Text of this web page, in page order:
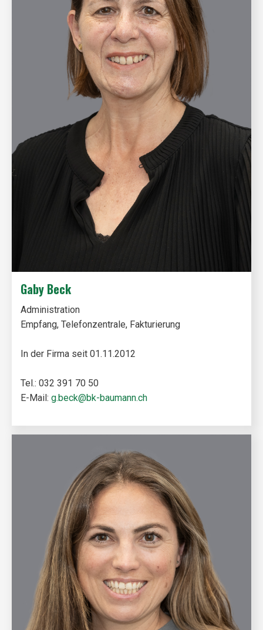
Gaby Beck
Administration
Empfang, Telefonzentrale, Fakturierung
In der Firma seit 01.11.2012
Tel.: 032 391 70 50
E-Mail: g.beck@bk-baumann.ch